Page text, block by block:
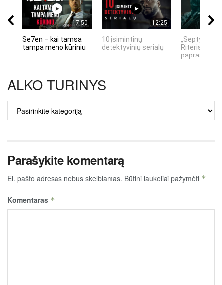
17:50
Se7en – kai tamsa
tampa meno kūriniu
12:25
10 įsimintinų
detektyvinių serialų
„Septynių
Riteris" – kai
ALKO TURINYS
TURINYS
Parašykite komentarą
El. pašto adresas nebus skelbiamas. Būtini laukeliai pažymėti *
Komentaras *